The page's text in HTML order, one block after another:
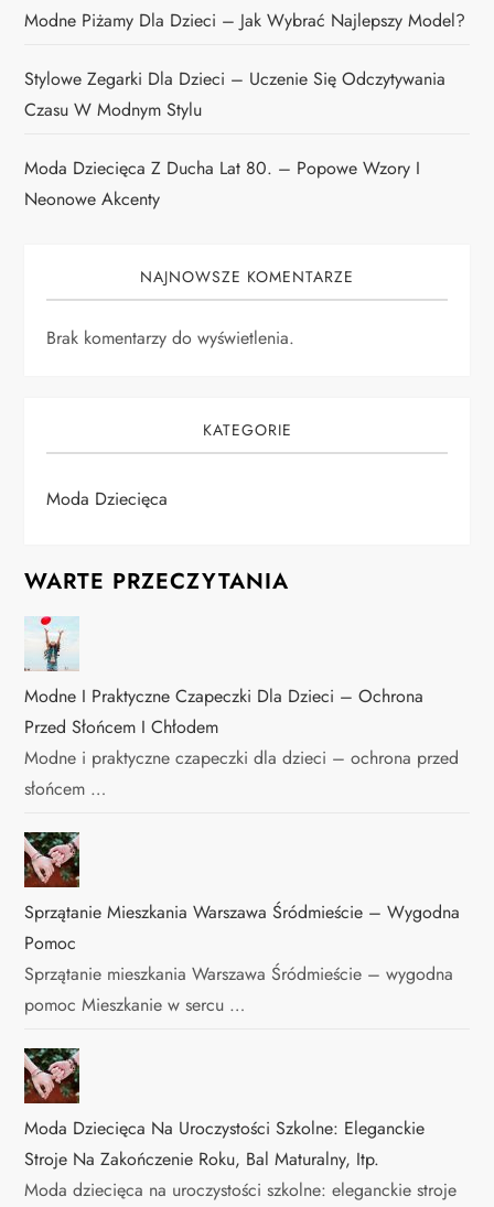
Modne Piżamy Dla Dzieci – Jak Wybrać Najlepszy Model?
Stylowe Zegarki Dla Dzieci – Uczenie Się Odczytywania
Czasu W Modnym Stylu
Moda Dziecięca Z Ducha Lat 80. – Popowe Wzory I
Neonowe Akcenty
NAJNOWSZE KOMENTARZE
Brak komentarzy do wyświetlenia.
KATEGORIE
Moda Dziecięca
WARTE PRZECZYTANIA
Modne I Praktyczne Czapeczki Dla Dzieci – Ochrona
Przed Słońcem I Chłodem
Modne i praktyczne czapeczki dla dzieci – ochrona przed
słońcem …
Sprzątanie Mieszkania Warszawa Śródmieście – Wygodna
Pomoc
Sprzątanie mieszkania Warszawa Śródmieście – wygodna
pomoc Mieszkanie w sercu …
Moda Dziecięca Na Uroczystości Szkolne: Eleganckie
Stroje Na Zakończenie Roku, Bal Maturalny, Itp.
Moda dziecięca na uroczystości szkolne: eleganckie stroje